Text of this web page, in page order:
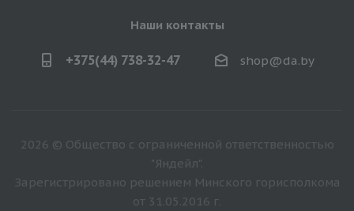
Наши контакты
+375(44) 738-32-47 shop@da.by
2026 © Общество с ограниченной ответственностью
"Яндейл".
Зарегистрировано решением Минского горисполкома
от 31.05.2016 г.